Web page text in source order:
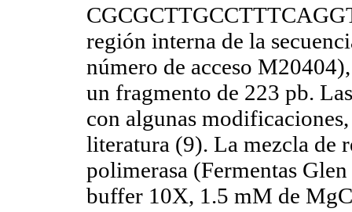
región interna de la
número de acceso
un fragmento de 223 pb.
con algunas
literatura (9). La mezcla de
polimerasa (Fermentas
buffer 10X, 1.5 mM de